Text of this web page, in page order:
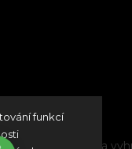
funkcí
. Všechna práva